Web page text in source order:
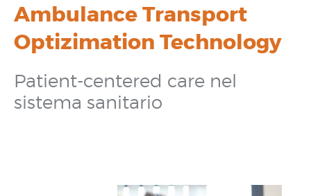
Ambulance Transport
Optizimation Technology
Patient-centered care nel
sistema sanitario